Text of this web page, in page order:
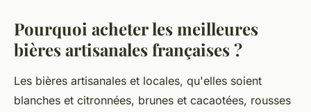
Pourquoi acheter les meilleures
bières artisanales françaises ?
Les bières artisanales et locales, qu'elles soient
blanches et citronnées, brunes et cacaotées, rousses